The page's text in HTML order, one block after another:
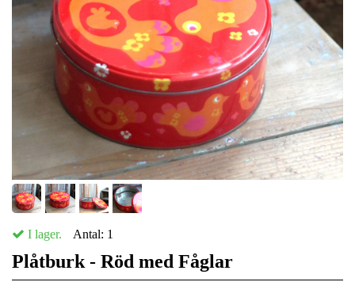
I lager. Antal: 1
Plåtburk - Röd med Fåglar